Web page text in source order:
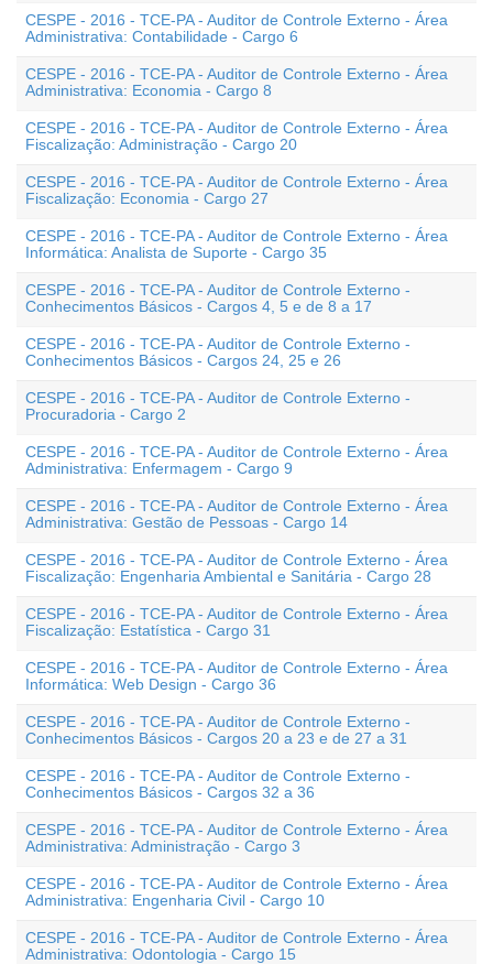
CESPE - 2016 - TCE-PA - Auditor de Controle Externo - Área
Administrativa: Contabilidade - Cargo 6
CESPE - 2016 - TCE-PA - Auditor de Controle Externo - Área
Administrativa: Economia - Cargo 8
CESPE - 2016 - TCE-PA - Auditor de Controle Externo - Área
Fiscalização: Administração - Cargo 20
CESPE - 2016 - TCE-PA - Auditor de Controle Externo - Área
Fiscalização: Economia - Cargo 27
CESPE - 2016 - TCE-PA - Auditor de Controle Externo - Área
Informática: Analista de Suporte - Cargo 35
CESPE - 2016 - TCE-PA - Auditor de Controle Externo -
Conhecimentos Básicos - Cargos 4, 5 e de 8 a 17
CESPE - 2016 - TCE-PA - Auditor de Controle Externo -
Conhecimentos Básicos - Cargos 24, 25 e 26
CESPE - 2016 - TCE-PA - Auditor de Controle Externo -
Procuradoria - Cargo 2
CESPE - 2016 - TCE-PA - Auditor de Controle Externo - Área
Administrativa: Enfermagem - Cargo 9
CESPE - 2016 - TCE-PA - Auditor de Controle Externo - Área
Administrativa: Gestão de Pessoas - Cargo 14
CESPE - 2016 - TCE-PA - Auditor de Controle Externo - Área
Fiscalização: Engenharia Ambiental e Sanitária - Cargo 28
CESPE - 2016 - TCE-PA - Auditor de Controle Externo - Área
Fiscalização: Estatística - Cargo 31
CESPE - 2016 - TCE-PA - Auditor de Controle Externo - Área
Informática: Web Design - Cargo 36
CESPE - 2016 - TCE-PA - Auditor de Controle Externo -
Conhecimentos Básicos - Cargos 20 a 23 e de 27 a 31
CESPE - 2016 - TCE-PA - Auditor de Controle Externo -
Conhecimentos Básicos - Cargos 32 a 36
CESPE - 2016 - TCE-PA - Auditor de Controle Externo - Área
Administrativa: Administração - Cargo 3
CESPE - 2016 - TCE-PA - Auditor de Controle Externo - Área
Administrativa: Engenharia Civil - Cargo 10
CESPE - 2016 - TCE-PA - Auditor de Controle Externo - Área
Administrativa: Odontologia - Cargo 15